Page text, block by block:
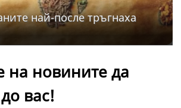
най-после тръгнаха
на новините да
вас!